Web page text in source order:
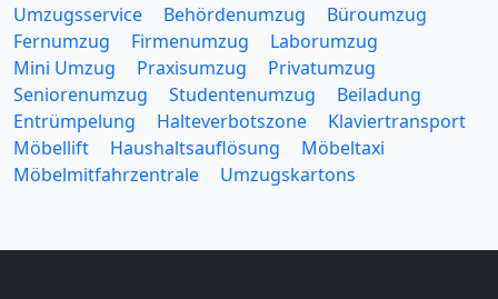
Umzugsservice Behördenumzug
Büroumzug
Fernumzug
Firmenumzug
Laborumzug
Mini Umzug
Praxisumzug
Privatumzug
Seniorenumzug
Studentenumzug
Beiladung
Entrümpelung
Halteverbotszone
Klaviertransport
Möbellift
Haushaltsauflösung
Möbeltaxi
Möbelmitfahrzentrale
Umzugskartons